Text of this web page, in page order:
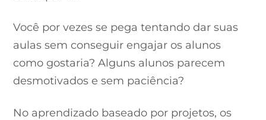
Você por vezes se pega tentando dar suas
aulas sem conseguir engajar os alunos
como gostaria? Alguns alunos parecem
desmotivados e sem paciência?
No aprendizado baseado por projetos, os